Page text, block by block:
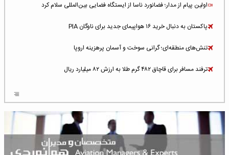
اولین پیام از مدار؛ فضانورد ناسا از ایستگاه فضایی بین‌المللی سلام کرد
پاکستان به دنبال خرید ۱۶ هواپیمای جدید برای ناوگان PIA
تنش‌های منطقه‌ای؛ گرانی سوخت و آسمان پرهزینه اروپا
ترفند مسافر برای قاچاق ۴۸۲ گرم طلا به ارزش ۸۲ میلیارد ریال
شلوغ‌ترین فرودگاه‌های اروپا در ۲۰۲۵: لندن، استانبول و پاریس
پخش زنده پرواز سیزدهم موشک استارشیپ اسپیس‌ایکس [جمعه ساعت ۰۱:۴۵]